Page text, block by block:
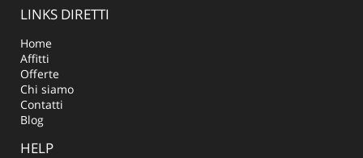
LINKS DIRETTI
Home
Affitti
Offerte
Chi siamo
Contatti
Blog
HELP